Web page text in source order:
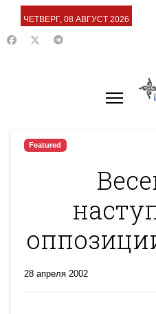
ЧЕТВЕРГ, 08 АВГУСТ 2026
Featured
28 апреля 2002